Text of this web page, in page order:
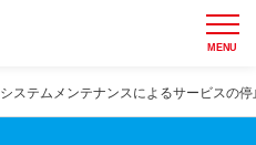
MENU
システムメンテナンスによるサービスの